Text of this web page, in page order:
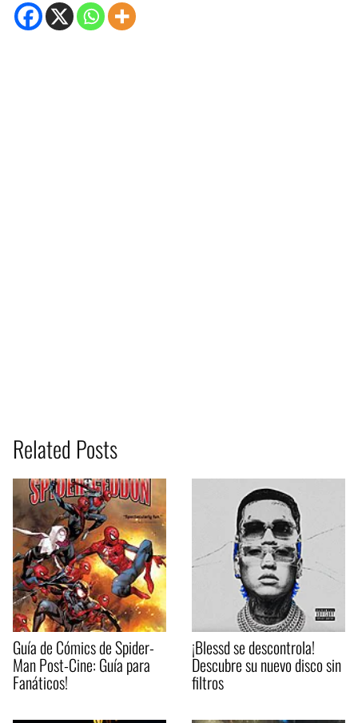
Related Posts
Guía de Cómics de Spider-
Man Post-Cine: Guía para
Fanáticos!
¡Blessd se descontrola!
Descubre su nuevo disco sin
filtros